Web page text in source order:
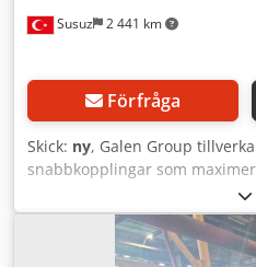
Susuz 2 441 km
Förfråga
Skick: ny, Galen Group
snabbkopplingar som
hållbarhet vid arbete med
information och förfrågningar,
Nv Drepfx Amzjha